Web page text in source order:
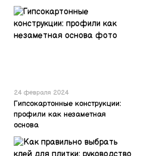
24 февраля 2024
Гипсокартонные конструкции:
профили как незаметная
основа